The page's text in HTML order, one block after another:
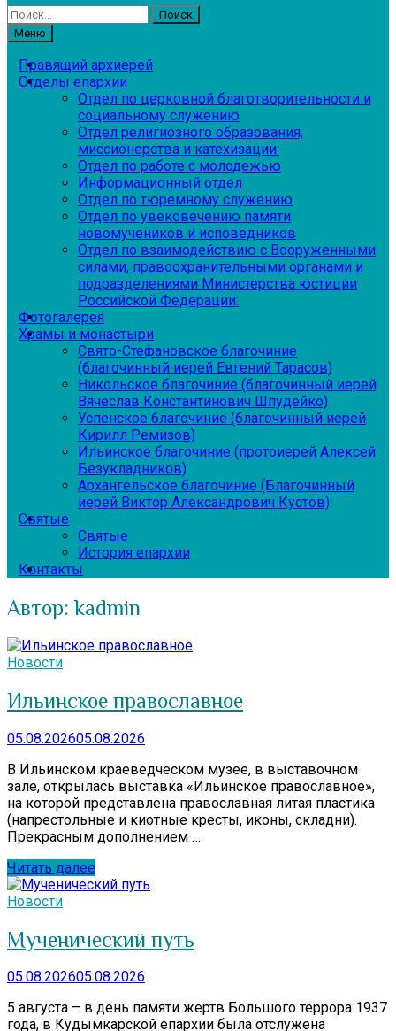
Найти:
Меню
Правящий архиерей
Отделы епархии
Отдел по церковной благотворительности и
социальному служению
Отдел религиозного образования,
миссионерства и катехизации:
Отдел по работе с молодежью
Информационный отдел
Отдел по тюремному служению
Отдел по увековечению памяти
новомучеников и исповедников
Отдел по взаимодействию с Вооруженными
силами, правоохранительными органами и
подразделениями Министерства юстиции
Российской Федерации:
Фотогалерея
Храмы и монастыри
Свято-Стефановское благочиние
(благочинный иерей Евгений Тарасов)
Никольское благочиние (благочинный иерей
Вячеслав Константинович Шпудейко)
Успенское благочиние (благочинный иерей
Кирилл Ремизов)
Ильинское благочиние (протоиерей Алексей
Безукладников)
Архангельское благочиние (Благочинный
иерей Виктор Александрович Кустов)
Святые
Святые
История епархии
Контакты
Автор:kadmin
Новости
Ильинское православное
05.08.202605.08.2026
В Ильинском краеведческом музее, в выставочном
зале, открылась выставка «Ильинское православное»,
на которой представлена православная литая пластика
(напрестольные и киотные кресты, иконы, складни).
Прекрасным дополнением …
Читать далее
Новости
Мученический путь
05.08.202605.08.2026
5 августа – в день памяти жертв Большого террора 1937
года, в Кудымкарской епархии была отслужена